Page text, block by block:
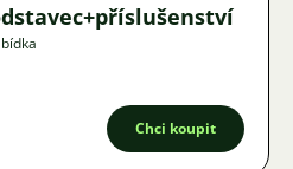
Chci koupit